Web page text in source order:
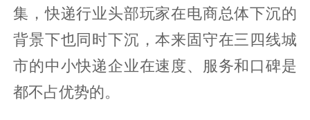
集，快递行业头部玩家在电商总体下沉的
背景下也同时下沉，本来固守在三四线城
市的中小快递企业在速度、服务和口碑是
都不占优势的。